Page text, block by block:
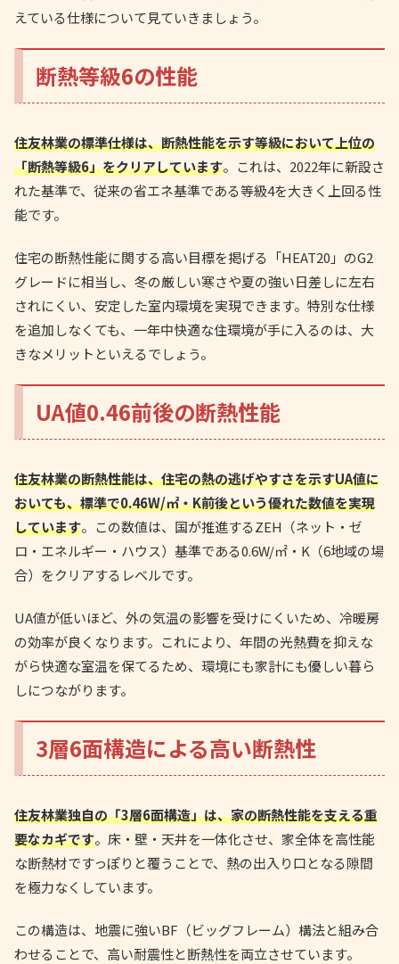
えている仕様について見ていきましょう。
断熱等級6の性能
住友林業の標準仕様は、断熱性能を示す等級において上位の
「断熱等級6」をクリアしています。これは、2022年に新設さ
れた基準で、従来の省エネ基準である等級4を大きく上回る性
能です。
住宅の断熱性能に関する高い目標を掲げる「HEAT20」のG2
グレードに相当し、冬の厳しい寒さや夏の強い日差しに左右
されにくい、安定した室内環境を実現できます。特別な仕様
を追加しなくても、一年中快適な住環境が手に入るのは、大
きなメリットといえるでしょう。
UA値0.46前後の断熱性能
住友林業の断熱性能は、住宅の熱の逃げやすさを示すUA値に
おいても、標準で0.46W/㎡・K前後という優れた数値を実現
しています。この数値は、国が推進するZEH（ネット・ゼ
ロ・エネルギー・ハウス）基準である0.6W/㎡・K（6地域の場
合）をクリアするレベルです。
UA値が低いほど、外の気温の影響を受けにくいため、冷暖房
の効率が良くなります。これにより、年間の光熱費を抑えな
がら快適な室温を保てるため、環境にも家計にも優しい暮ら
しにつながります。
3層6面構造による高い断熱性
住友林業独自の「3層6面構造」は、家の断熱性能を支える重
要なカギです。床・壁・天井を一体化させ、家全体を高性能
な断熱材ですっぽりと覆うことで、熱の出入り口となる隙間
を極力なくしています。
この構造は、地震に強いBF（ビッグフレーム）構法と組み合
わせることで、高い耐震性と断熱性を両立させています。